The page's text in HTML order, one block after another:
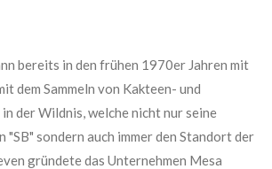
bereits in den frühen 1970er Jahren mit
dem Sammeln von Kakteen- und
der Wildnis, welche nicht nur seine
"SB" sondern auch immer den Standort der
gründete das Unternehmen Mesa